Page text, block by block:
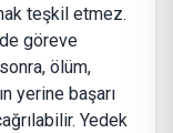
teşkil etmez.
göreve
ölüm,
yerine başarı
Yedek